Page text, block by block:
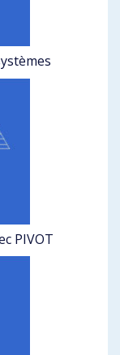
PIVOT